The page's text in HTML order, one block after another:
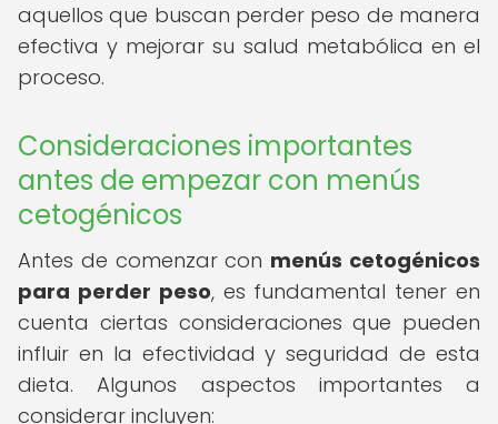
aquellos que buscan perder peso de manera
efectiva y mejorar su salud metabólica en el
proceso.
Consideraciones importantes
antes de empezar con menús
cetogénicos
Antes de comenzar con menús cetogénicos
para perder peso, es fundamental tener en
cuenta ciertas consideraciones que pueden
influir en la efectividad y seguridad de esta
dieta. Algunos aspectos importantes a
considerar incluyen: